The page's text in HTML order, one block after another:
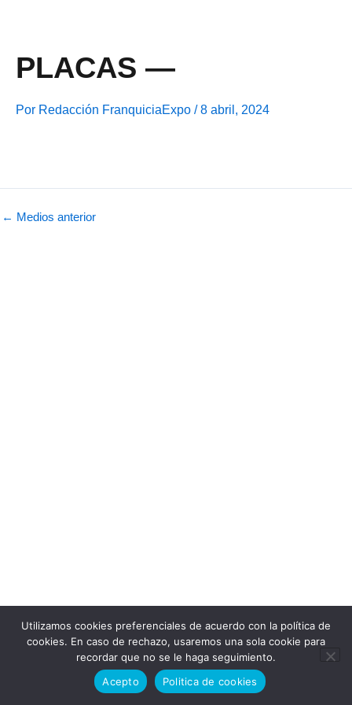
PLACAS —
Por Redacción FranquiciaExpo /8 abril, 2024
← Medios anterior
Utilizamos cookies preferenciales de acuerdo con la política de
cookies. En caso de rechazo, usaremos una sola cookie para
recordar que no se le haga seguimiento.
Acepto
Politica de cookies